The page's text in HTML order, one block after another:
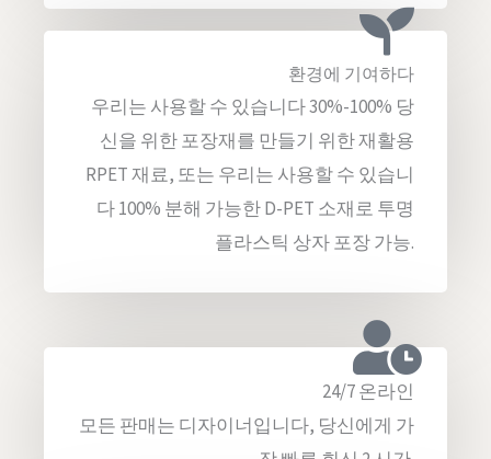
환경에 기여하다
우리는 사용할 수 있습니다 30%-100% 당
신을 위한 포장재를 만들기 위한 재활용
RPET 재료, 또는 우리는 사용할 수 있습니
다 100% 분해 가능한 D-PET 소재로 투명
플라스틱 상자 포장 가능.
24/7 온라인
모든 판매는 디자이너입니다, 당신에게 가